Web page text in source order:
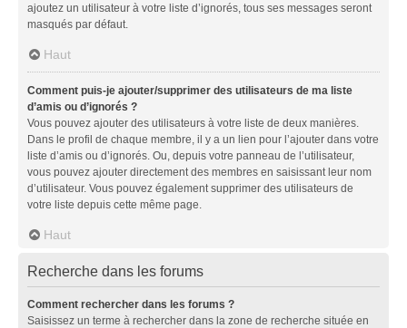
ajoutez un utilisateur à votre liste d’ignorés, tous ses messages seront
masqués par défaut.
Haut
Comment puis-je ajouter/supprimer des utilisateurs de ma liste
d’amis ou d’ignorés ?
Vous pouvez ajouter des utilisateurs à votre liste de deux manières.
Dans le profil de chaque membre, il y a un lien pour l’ajouter dans votre
liste d’amis ou d’ignorés. Ou, depuis votre panneau de l’utilisateur,
vous pouvez ajouter directement des membres en saisissant leur nom
d’utilisateur. Vous pouvez également supprimer des utilisateurs de
votre liste depuis cette même page.
Haut
Recherche dans les forums
Comment rechercher dans les forums ?
Saisissez un terme à rechercher dans la zone de recherche située en